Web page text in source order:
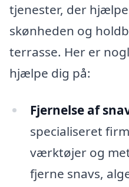
tjenester, der
skønheden og
terrasse. Her er
hjælpe dig på:
Fjernelse af
specialiseret
værktøjer og
fjerne snavs,